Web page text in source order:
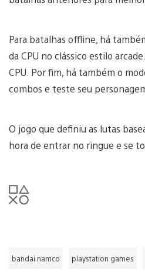
Para batalhas offline, há
da CPU no clássico estilo
CPU. Por fim, há também o
combos e teste seu
O jogo que definiu as lutas
hora de entrar no ringue e se
bandai namco playstation games